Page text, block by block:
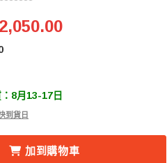
WLC-T05 原力N2 無線追
8月13-17日
到貨日
NANO 2 WLC-T05 原力N2 無
NANO 2 WLC-T05 原
加到購物車